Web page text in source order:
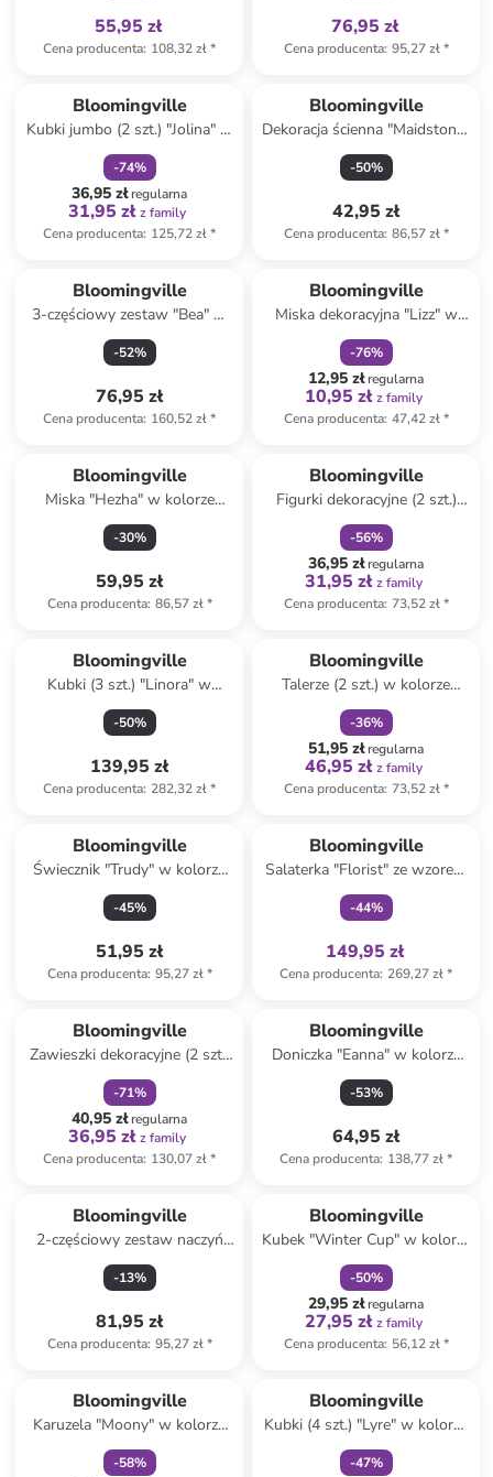
55,95 zł
Cena producenta: 108,32 zł*
76,95 zł
Cena producenta: 95,27 zł*
Bloomingville
Kubki jumbo (2 szt.) "Jolina" w
kolorze beżowo-kremowym -
400 ml
-74%
36,95 złregularna
31,95 zł z family
Cena producenta: 125,72 zł*
Bloomingville
Dekoracja ścienna "Maidstone"
w kolorze kremowo-zielonym
- Ø 16,5 cm
-50%
42,95 zł
Cena producenta: 86,57 zł*
Bloomingville
3-częściowy zestaw "Bea" w
kolorze kremowo-brązowym -
wys. 11 cm
-52%
76,95 zł
Cena producenta: 160,52 zł*
Bloomingville
Miska dekoracyjna "Lizz" w
kolorze jasnobrązowym - dł.
18 cm
-76%
12,95 złregularna
10,95 zł z family
Cena producenta: 47,42 zł*
Bloomingville
Miska "Hezha" w kolorze
niebiesko-kremowym - Ø 13
cm
-30%
59,95 zł
Cena producenta: 86,57 zł*
Bloomingville
Figurki dekoracyjne (2 szt.)
"Kila" w kolorze złotym
-56%
36,95 złregularna
31,95 zł z family
Cena producenta: 73,52 zł*
Bloomingville
Kubki (3 szt.) "Linora" w
kolorze beżowo-niebieskim -
480 ml
-50%
139,95 zł
Cena producenta: 282,32 zł*
Bloomingville
Talerze (2 szt.) w kolorze
biało-czerwono-zielonym na
pieczywo - Ø 12,5 cm
-36%
51,95 złregularna
46,95 zł z family
Cena producenta: 73,52 zł*
Bloomingville
Świecznik "Trudy" w kolorze
kremowo-granatowym - 8,5 x
11,5 x 6 cm
-45%
51,95 zł
Cena producenta: 95,27 zł*
Bloomingville
Salaterka "Florist" ze wzorem
- Ø 26,5 cm
-44%
149,95 zł
Cena producenta: 269,27 zł*
Bloomingville
Zawieszki dekoracyjne (2 szt.)
"Peo" w kolorze
jasnoróżowym - dł. 13 cm
-71%
40,95 złregularna
36,95 zł z family
Cena producenta: 130,07 zł*
Bloomingville
Doniczka "Eanna" w kolorze
białym ze wzorem - wys. 8 x
Ø 12,5 cm
-53%
64,95 zł
Cena producenta: 138,77 zł*
Bloomingville
2-częściowy zestaw naczyń
"Tatiana" w kolorze beżowym
dla dzieci
-13%
81,95 zł
Cena producenta: 95,27 zł*
Bloomingville
Kubek "Winter Cup" w kolorze
białym - 300 ml
-50%
29,95 złregularna
27,95 zł z family
Cena producenta: 56,12 zł*
Bloomingville
Karuzela "Moony" w kolorze
żółto-niebieskim
-58%
Bloomingville
Kubki (4 szt.) "Lyre" w kolorze
biało-niebieskim - 250 ml
-47%